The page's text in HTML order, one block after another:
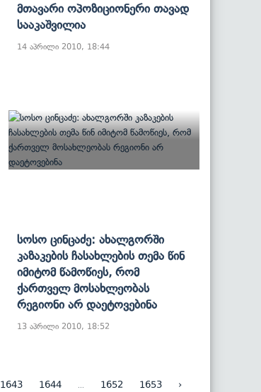
Მთავარი Ოპოზიციონერი Თავად
Სააკაშვილია
14 აპრილი 2010, 18:44
Სოსო Ცინცაძე: Ახალგორში
Კაზაკების Ჩასახლების Თემა Წინ
Იმიტომ Წამოწიეს, Რომ
Ქართველ Მოსახლეობას
Რეგიონი Არ Დაეტოვებინა
13 აპრილი 2010, 18:52
1643 1644 1652 1653 ›